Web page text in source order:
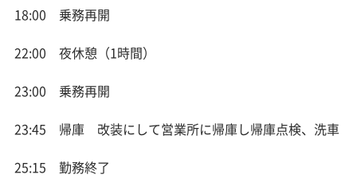
18:00 乗務再開
22:00 夜休憩（1時間）
23:00 乗務再開
23:45 帰庫 改装にして営業所に帰庫し帰庫点検、洗車
25:15 勤務終了